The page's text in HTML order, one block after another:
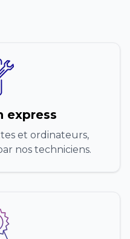
express
et ordinateurs,
nos techniciens.